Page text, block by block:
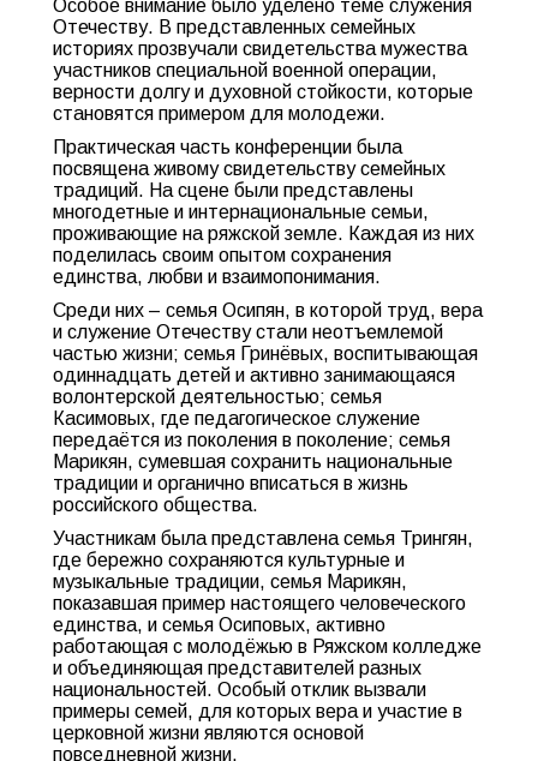
Особое внимание было уделено теме служения
Отечеству. В представленных семейных
историях прозвучали свидетельства мужества
участников специальной военной операции,
верности долгу и духовной стойкости, которые
становятся примером для молодежи.
Практическая часть конференции была
посвящена живому свидетельству семейных
традиций. На сцене были представлены
многодетные и интернациональные семьи,
проживающие на ряжской земле. Каждая из них
поделилась своим опытом сохранения
единства, любви и взаимопонимания.
Среди них – семья Осипян, в которой труд, вера
и служение Отечеству стали неотъемлемой
частью жизни; семья Гринёвых, воспитывающая
одиннадцать детей и активно занимающаяся
волонтерской деятельностью; семья
Касимовых, где педагогическое служение
передаётся из поколения в поколение; семья
Марикян, сумевшая сохранить национальные
традиции и органично вписаться в жизнь
российского общества.
Участникам была представлена семья Трингян,
где бережно сохраняются культурные и
музыкальные традиции, семья Марикян,
показавшая пример настоящего человеческого
единства, и семья Осиповых, активно
работающая с молодёжью в Ряжском колледже
и объединяющая представителей разных
национальностей. Особый отклик вызвали
примеры семей, для которых вера и участие в
церковной жизни являются основой
повседневной жизни.